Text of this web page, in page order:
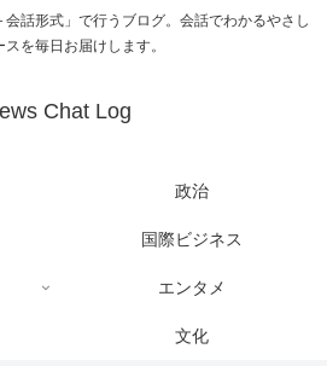
話形式」で行うブログ。会話でわかるやさし
スを毎日お届けします。
Chat Log
政治
国際ビジネス
エンタメ
文化